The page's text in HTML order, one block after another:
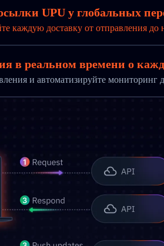
UPU у глобальных
каждую доставку от отправления до
в реальном времени о
и автоматизируйте